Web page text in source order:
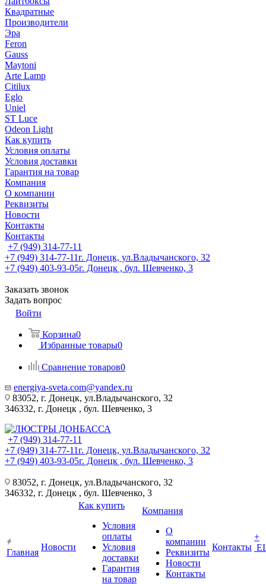
Квадратные
Производители
Эра
Feron
Gauss
Maytoni
Arte Lamp
Citilux
Eglo
Uniel
ST Luce
Odeon Light
Как купить
Условия оплаты
Условия доставки
Гарантия на товар
Компания
О компании
Реквизиты
Новости
Контакты
Контакты
+7 (949) 314-77-11
+7 (949) 314-77-11г. Донецк, ул.Владычанского, 32
+7 (949) 403-93-05г. Донецк , бул. Шевченко, 3
Заказать звонок
Задать вопрос
Войти
Корзина0
Избранные товары0
Сравнение товаров0
energiya-sveta.com@yandex.ru
83052, г. Донецк, ул.Владычанского, 32
346332, г. Донецк , бул. Шевченко, 3
+7 (949) 314-77-11
+7 (949) 314-77-11г. Донецк, ул.Владычанского, 32
+7 (949) 403-93-05г. Донецк , бул. Шевченко, 3
83052, г. Донецк, ул.Владычанского, 32
346332, г. Донецк , бул. Шевченко, 3
Главная
Новости
Как купить
Условия
оплаты
Условия
доставки
Гарантия
на товар
Компания
О
компании
Реквизиты
Новости
Контакты
Контакты
+